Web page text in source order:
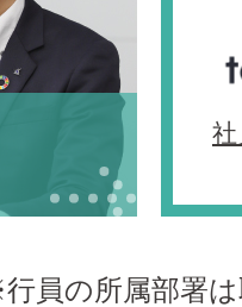
員の所属部署